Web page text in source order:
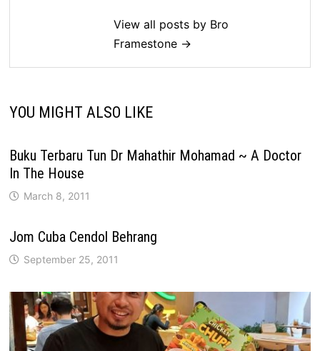
View all posts by Bro
Framestone →
YOU MIGHT ALSO LIKE
Buku Terbaru Tun Dr Mahathir Mohamad ~ A Doctor
In The House
March 8, 2011
Jom Cuba Cendol Behrang
September 25, 2011